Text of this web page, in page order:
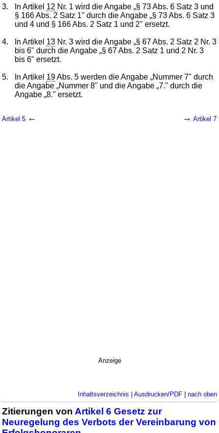
3. In Artikel 12 Nr. 1 wird die Angabe „§ 73 Abs. 6 Satz 3 und
§ 166 Abs. 2 Satz 1" durch die Angabe „§ 73 Abs. 6 Satz 3
und 4 und § 166 Abs. 2 Satz 1 und 2" ersetzt.
4. In Artikel 13 Nr. 3 wird die Angabe „§ 67 Abs. 2 Satz 2 Nr. 3
bis 6" durch die Angabe „§ 67 Abs. 2 Satz 1 und 2 Nr. 3
bis 6" ersetzt.
5. In Artikel 19Abs. 5 werden die Angabe „Nummer 7" durch
die Angabe „Nummer 8" und die Angabe „7." durch die
Angabe „8." ersetzt.
Artikel 5 ← → Artikel 7
Anzeige
Inhaltsverzeichnis | Ausdrucken/PDF| nach oben
Zitierungen von Artikel 6 Gesetz zur
Neuregelung des Verbots der Vereinbarung von